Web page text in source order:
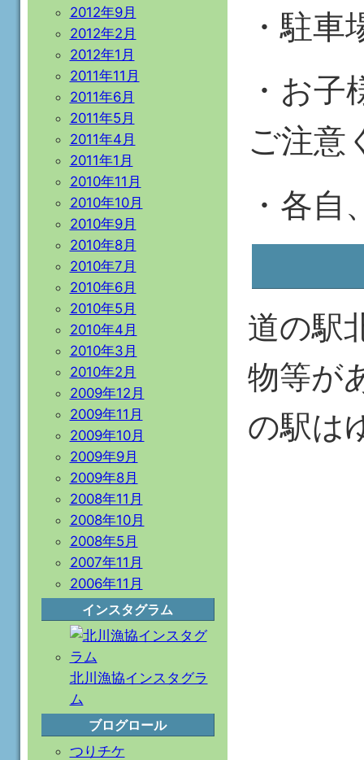
・駐
・お
ご注意
・各
道の駅
物等が
の駅は
2012年9月
2012年2月
2012年1月
2011年11月
2011年6月
2011年5月
2011年4月
2011年1月
2010年11月
2010年10月
2010年9月
2010年8月
2010年7月
2010年6月
2010年5月
2010年4月
2010年3月
2010年2月
2009年12月
2009年11月
2009年10月
2009年9月
2009年8月
2008年11月
2008年10月
2008年5月
2007年11月
2006年11月
インスタグラム
北川漁協インスタグラ
ム
ブログロール
つりチケ